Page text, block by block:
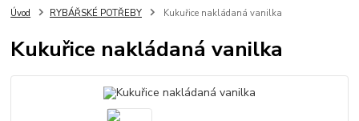
Úvod RYBÁŘSKÉ POTŘEBY Kukuřice nakládaná vanilka
Kukuřice nakládaná vanilka